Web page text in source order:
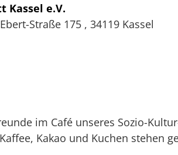
Kassel e.V.
Straße 175 , 34119 Kassel
im Café unseres Sozio-
Kakao und Kuchen stehen